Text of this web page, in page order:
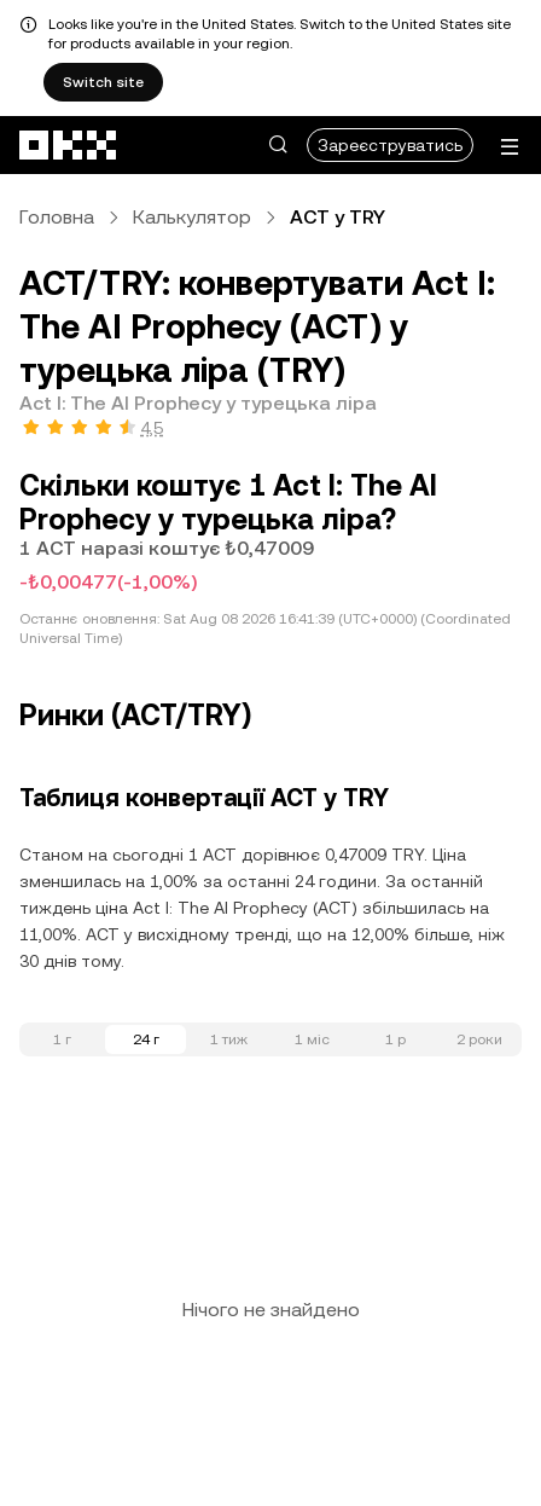
Looks like you're in the United States. Switch to the United States site
for products available in your region.
Switch site
Зареєструватись
Головна Калькулятор ACT у TRY
ACT/TRY: конвертувати Act I:
The AI Prophecy (ACT) у
турецька ліра (TRY)
Act I: The AI Prophecy у турецька ліра
4,5
Скільки коштує 1 Act I: The AI
Prophecy у турецька ліра?
1 ACT наразі коштує ₺0,47009
-₺0,00477(-1,00%)
Останнє оновлення: Sat Aug 08 2026 16:41:39 (UTC+0000) (Coordinated
Universal Time)
Ринки (ACT/TRY)
Таблиця конвертації ACT у TRY
Станом на сьогодні 1 ACT дорівнює 0,47009 TRY. Ціна
зменшилась на 1,00% за останні 24 години. За останній
тиждень ціна Act I: The AI Prophecy (ACT) збільшилась на
11,00%. ACT у висхідному тренді, що на 12,00% більше, ніж
30 днів тому.
1 г 24 г 1 тиж 1 міс 1 р 2 роки
Нічого не знайдено